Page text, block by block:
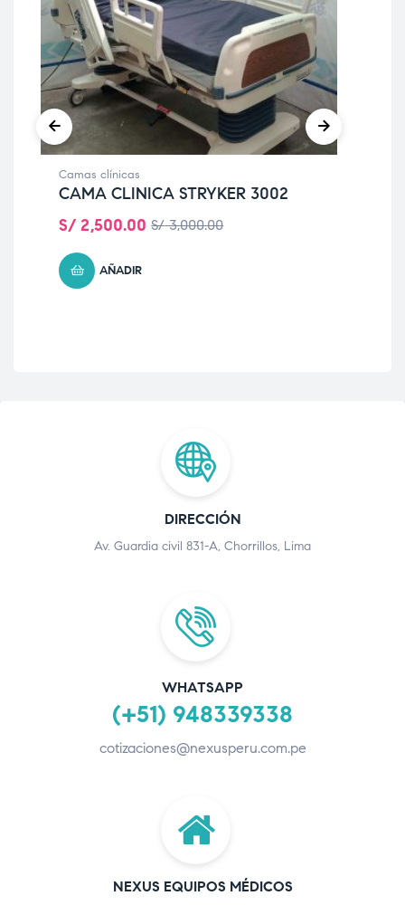
Camas clínicas
CAMA CLINICA STRYKER 3002
S/3,000.00
S/ 2,500.00
AÑADIR
DIRECCIÓN
Av. Guardia civil 831-A, Chorrillos, Lima
WHATSAPP
(+51) 948339338
cotizaciones@nexusperu.com.pe
NEXUS EQUIPOS MÉDICOS